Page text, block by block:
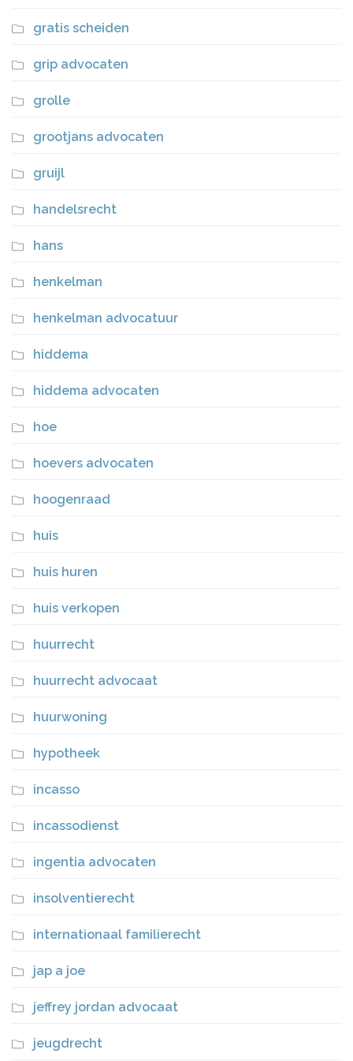
gratis scheiden
grip advocaten
grolle
grootjans advocaten
gruijl
handelsrecht
hans
henkelman
henkelman advocatuur
hiddema
hiddema advocaten
hoe
hoevers advocaten
hoogenraad
huis
huis huren
huis verkopen
huurrecht
huurrecht advocaat
huurwoning
hypotheek
incasso
incassodienst
ingentia advocaten
insolventierecht
internationaal familierecht
jap a joe
jeffrey jordan advocaat
jeugdrecht